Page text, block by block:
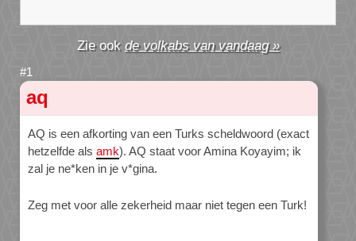
de volkabs van vandaag »
aq
AQ is een afkorting van een Turks scheldwoord (exact
hetzelfde als amk). AQ staat voor Amina Koyayim; ik
zal je ne*ken in je v*gina.
Zeg met voor alle zekerheid maar niet tegen een Turk!